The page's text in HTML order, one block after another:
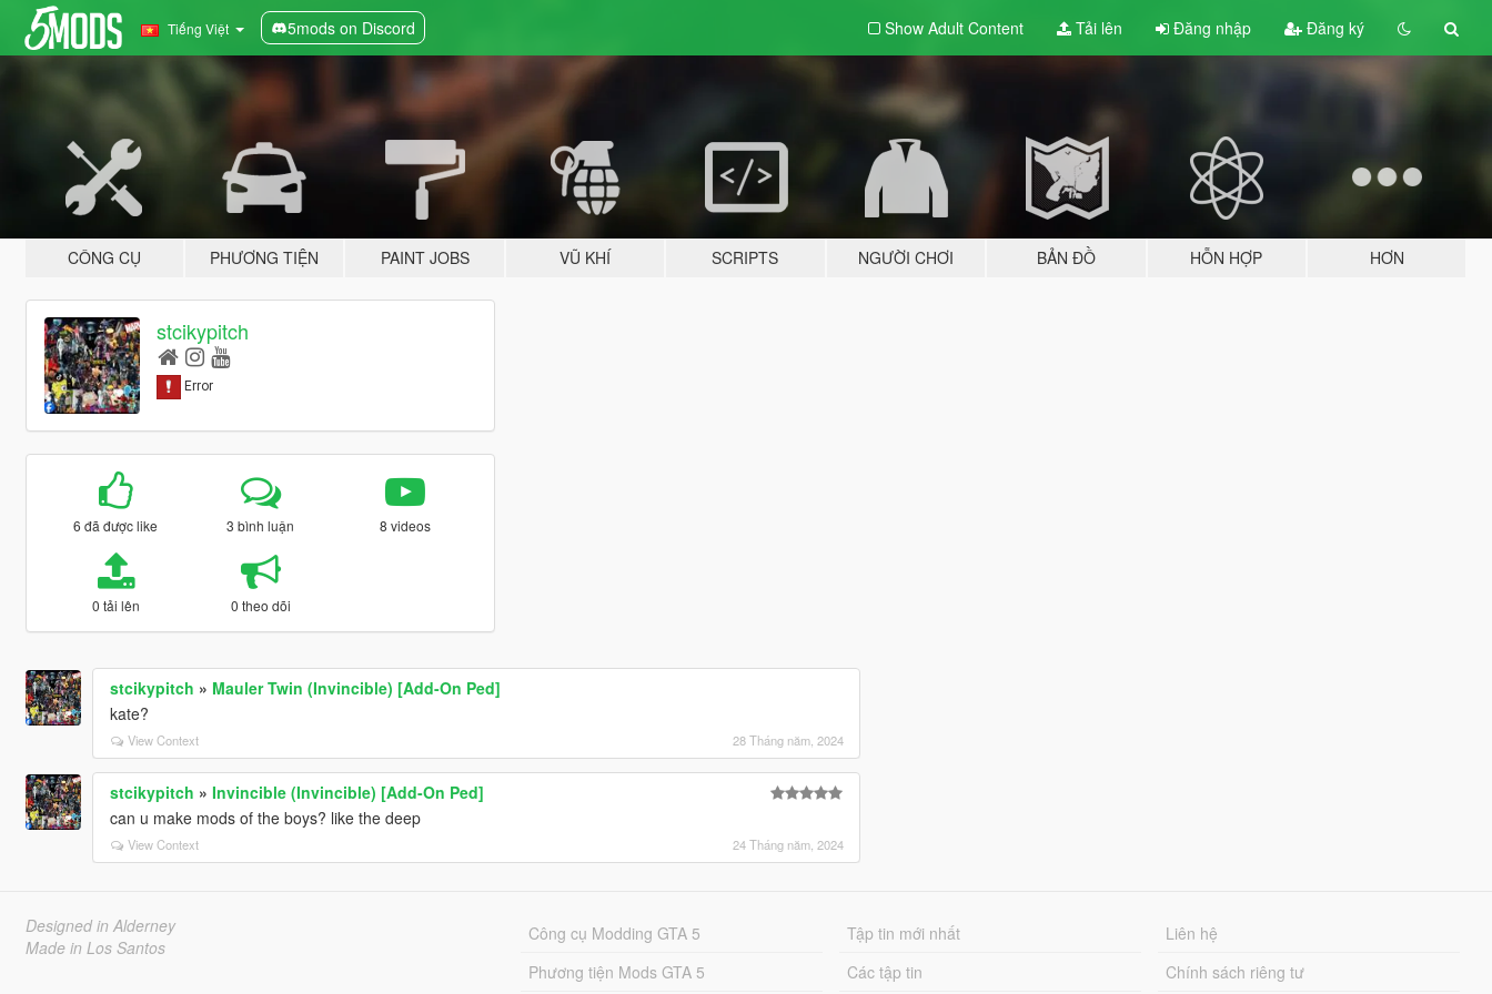
Tiếng Việt 5mods on Discord Show Adult Content Tải lên Đăng nhập Đăng ký
CÔNG CỤ PHƯƠNG TIỆN PAINT JOBS VŨ KHÍ SCRIPTS NGƯỜI CHƠI BẢN ĐỒ HỖN HỢP HƠN
stcikypitch
6 đã được like 3 bình luận 8 videos
0 tải lên 0 theo dõi
stcikypitch » Mauler Twin (Invincible) [Add-On Ped]
kate?
View Context 28 Tháng năm, 2024
stcikypitch » Invincible (Invincible) [Add-On Ped]
can u make mods of the boys? like the deep
View Context 24 Tháng năm, 2024
Designed in Alderney
Made in Los Santos
Công cụ Modding GTA 5
Phương tiện Mods GTA 5
Tập tin mới nhất
Các tập tin
Liên hệ
Chính sách riêng tư